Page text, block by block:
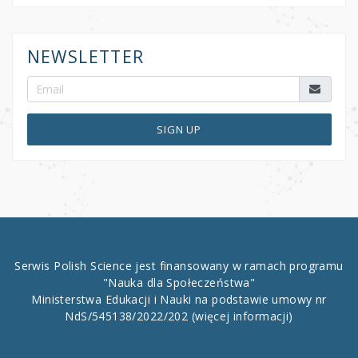
NEWSLETTER
SIGN UP
Serwis Polish Science jest finansowany w ramach programu
"Nauka dla Społeczeństwa"
Ministerstwa Edukacji i Nauki na podstawie umowy nr
NdS/545138/2022/202 (więcej informacji)